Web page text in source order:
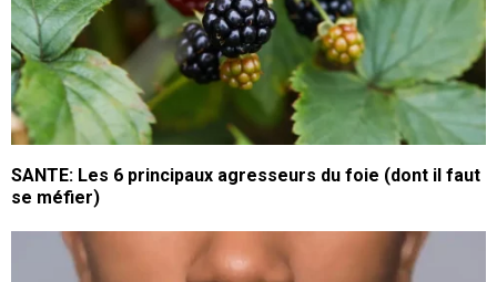
SANTE: Les 6 principaux agresseurs du foie (dont il faut
se méfier)